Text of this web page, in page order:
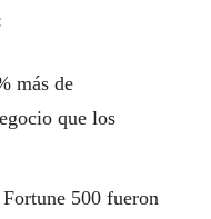
más de
que los
500 fueron